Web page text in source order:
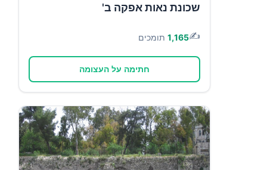
שכונת נאות אפקה ב'
✍️
1,165 תומכים
חתימה על העצומה